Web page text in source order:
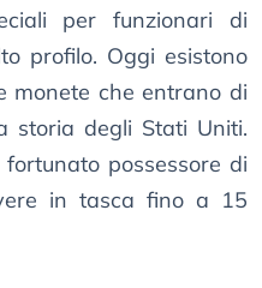
per funzionari di
profilo. Oggi esistono
monete che entrano di
storia degli Stati Uniti.
possessore di
in tasca fino a 15